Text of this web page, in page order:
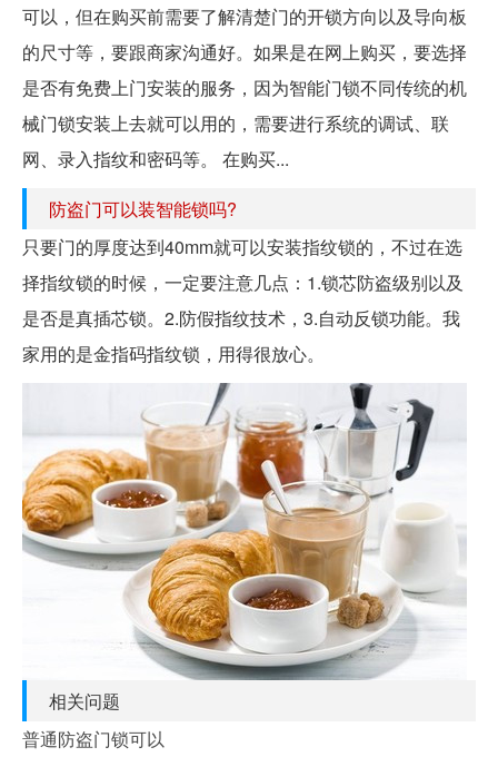
可以，但在购买前需要了解清楚门的开锁方向以及导向板
的尺寸等，要跟商家沟通好。如果是在网上购买，要选择
是否有免费上门安装的服务，因为智能门锁不同传统的机
械门锁安装上去就可以用的，需要进行系统的调试、联
网、录入指纹和密码等。 在购买...
防盗门可以装智能锁吗?
只要门的厚度达到40mm就可以安装指纹锁的，不过在选
择指纹锁的时候，一定要注意几点：1.锁芯防盗级别以及
是否是真插芯锁。2.防假指纹技术，3.自动反锁功能。我
家用的是金指码指纹锁，用得很放心。
相关问题
普通防盗门锁可以